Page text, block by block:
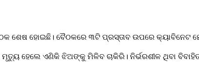
ଶେଷ ହୋଇଛି। ବୈଠକରେ ୩ଟି ପ୍ରସ୍ତାବ ଉପରେ କ୍ୟାବିନେଟ
ମୃତ୍ୟୁ ହେଲେ ଏଣିକି ଝିଅଙ୍କୁ ମିଳିବ ଚାକିରି। ନିର୍ଭରଶୀଳ ଥିବା